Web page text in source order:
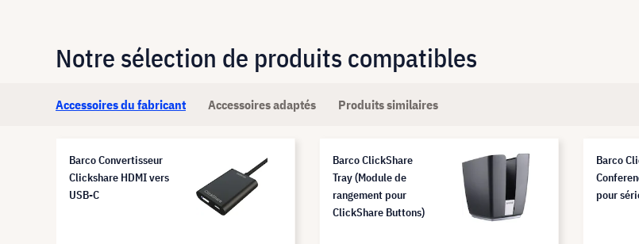
Notre sélection de produits compatibles
Accessoires du fabricant Accessoires adaptés Produits similaires
Barco Convertisseur
Clickshare HDMI vers
USB-C
Barco ClickShare
Tray (Module de
rangement pour
ClickShare Buttons)
Barco
pour